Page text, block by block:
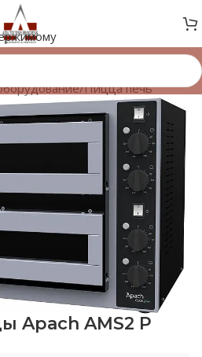
/Пицца печь
Apach AMS2 P